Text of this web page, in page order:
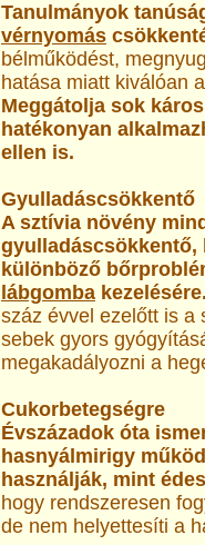
Tanulmányok
vérnyomás
bélműködést,
hatása miatt kiválóan
Meggátolja sok
hatékonyan
ellen is.
Gyulladáscsökkentő
A sztívia növény
gyulladáscsökkentő,
különböző
lábgomba
száz évvel ezelőtt is a
sebek gyors
megakadályozni a
Cukorbetegségre
Évszázadok óta
hasnyálmirigy
használják, mint
hogy rendszeresen
de nem helyettesíti a